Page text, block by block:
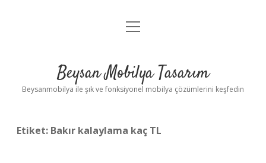
Anasayfa
Yasal Uyarı
menüyü
Beysan Mobilya Tasarım
Beysanmobilya ile şık ve fonksiyonel mobilya çözümlerini keşfedin
Etiket: Bakır kalaylama kaç TL